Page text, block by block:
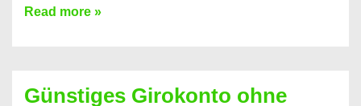
Kredit
dabei
Read more »
Günstiges Girokonto ohne